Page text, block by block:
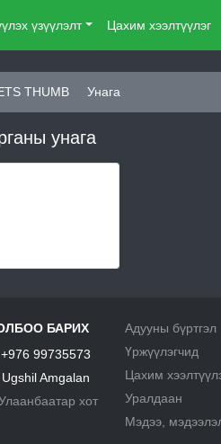
үзүүлэлт Цахим хээлтүүлэг
THUMB Унага
унага
БАРИХ
+976 99735573
Ugshil Amgalan
хот
Адууны бүртгэл
Үржүүлэгчид
Цахим
Уралдаан
Мэдээ,